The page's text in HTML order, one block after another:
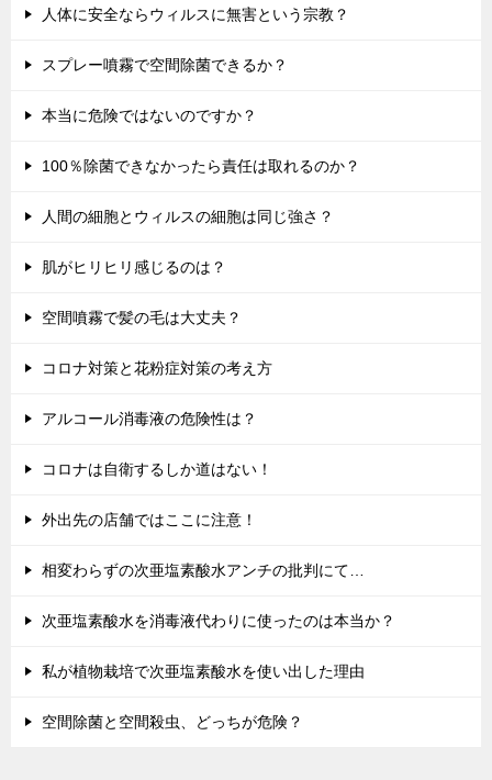
人体に安全ならウィルスに無害という宗教？
スプレー噴霧で空間除菌できるか？
本当に危険ではないのですか？
100％除菌できなかったら責任は取れるのか？
人間の細胞とウィルスの細胞は同じ強さ？
肌がヒリヒリ感じるのは？
空間噴霧で髪の毛は大丈夫？
コロナ対策と花粉症対策の考え方
アルコール消毒液の危険性は？
コロナは自衛するしか道はない！
外出先の店舗ではここに注意！
相変わらずの次亜塩素酸水アンチの批判にて…
次亜塩素酸水を消毒液代わりに使ったのは本当か？
私が植物栽培で次亜塩素酸水を使い出した理由
空間除菌と空間殺虫、どっちが危険？